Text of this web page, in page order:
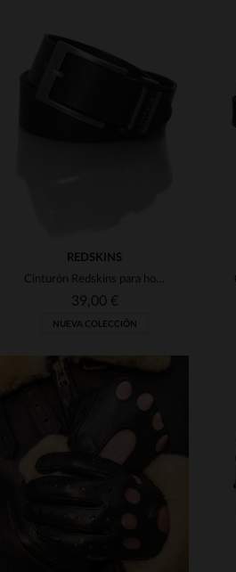
TALLAS DISPONIBLES
100
REDSKINS
Cinturón Redskins para hombres
39,00 €
NUEVA COLECCIÓN